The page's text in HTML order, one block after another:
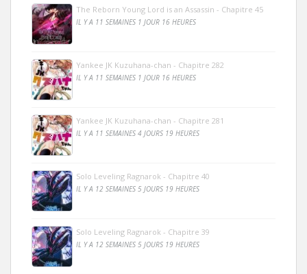
The Reborn Young Lord is an Assassin - Chapitre 45
IL Y A 11 SEMAINES 1 JOUR 16 HEURES
Yankee JK Kuzuhana-chan - Chapitre 282
IL Y A 11 SEMAINES 1 JOUR 16 HEURES
Yankee JK Kuzuhana-chan - Chapitre 281
IL Y A 11 SEMAINES 4 JOURS 19 HEURES
Solo Leveling Ragnarok - Chapitre 40
IL Y A 12 SEMAINES 5 JOURS 19 HEURES
Solo Leveling Ragnarok - Chapitre 39
IL Y A 12 SEMAINES 5 JOURS 19 HEURES